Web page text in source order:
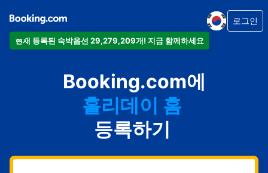
현재 등록된 숙박옵션 29,279,209개! 지금 함께하세요
로그인
Booking.com에
아파트
호텔
홀리데이 홈
게스트하우스
비앤비
등록하기